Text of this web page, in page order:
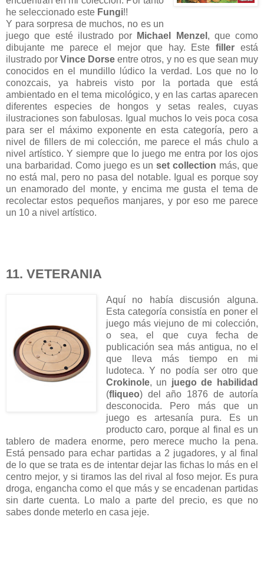
he seleccionado este Fungi!!
Y para sorpresa de muchos, no es un
juego que esté ilustrado por
Michael Menzel , que como
dibujante me parece el mejor que hay. Estefiller está
ilustrado porVince Dorse entre otros, y no es que sean muy
conocidos en el mundillo lúdico la verdad. Los que no lo
conozcais, ya habreis visto por la portada que está
ambientado en el tema micológico, y en las cartas aparecen
diferentes especies de hongos y setas reales, cuyas
ilustraciones son fabulosas. Igual muchos lo veis poca cosa
para ser el máximo exponente en esta categoría, pero a
nivel de fillers de mi colección, me parece el más chulo a
nivel artístico. Y siempre que lo juego me entra por los ojos
una barbaridad. Como juego es unset collection más, que
no está mal, pero no pasa del notable. Igual es porque soy
un enamorado del monte, y encima me gusta el tema de
recolectar estos pequeños manjares, y por eso me parece
un 10 a nivel artístico.
11. VETERANIA
Aquí no había discusión alguna.
Esta categoría consistía en poner el
juego más viejuno de mi colección,
o sea, el que cuya fecha de
publicación sea más antigua, no el
que lleva más tiempo en mi
ludoteca. Y no podía ser otro que
Crokinole, un juego de habilidad
(fliqueo) del año 1876 de autoría
desconocida. Pero más que un
juego es artesanía pura. Es un
producto caro, porque al final es un
tablero de madera enorme, pero merece mucho la pena.
Está pensado para echar partidas a 2 jugadores, y al final
de lo que se trata es de intentar dejar las fichas lo más en el
centro mejor, y si tiramos las del rival al foso mejor. Es pura
droga, engancha como el que más y se encadenan partidas
sin darte cuenta. Lo malo a parte del precio, es que no
sabes donde meterlo en casa jeje.